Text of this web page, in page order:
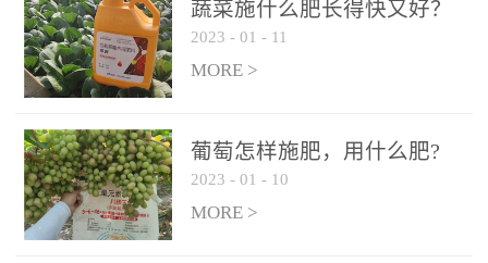
合大量元素水溶肥一起使
用，促使果实膨大，果肉
饱满，品质好，果、枝健
后期∶冲施、滴灌2.5-5kg/
亩/次配合大量元素水溶肥
一起使用，果实转色均
匀，口感好，糖度提高，
合大量元素水溶肥一起使
后期∶冲施、滴灌2.5-5kg/
亩/次配合大量元素水溶肥
蔬菜施什么肥长得快又好？
2023 - 01 - 11
MORE >
葡萄怎样施肥，用什么肥?
2023 - 01 - 10
MORE >